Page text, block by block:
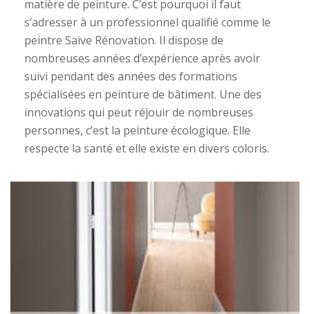
matière de peinture. C’est pourquoi il faut
s’adresser à un professionnel qualifié comme le
peintre Saive Rénovation. Il dispose de
nombreuses années d’expérience après avoir
suivi pendant des années des formations
spécialisées en peinture de bâtiment. Une des
innovations qui peut réjouir de nombreuses
personnes, c’est la peinture écologique. Elle
respecte la santé et elle existe en divers coloris.